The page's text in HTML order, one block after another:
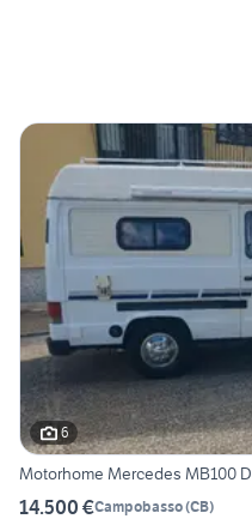
6
Motorhome Mercedes MB100 D
14.500 €Campobasso(CB)